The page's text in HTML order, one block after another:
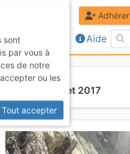
Aide
Adhérer
16 juillet 2017
sont
par vous à
de notre
ou les
Tout accepter